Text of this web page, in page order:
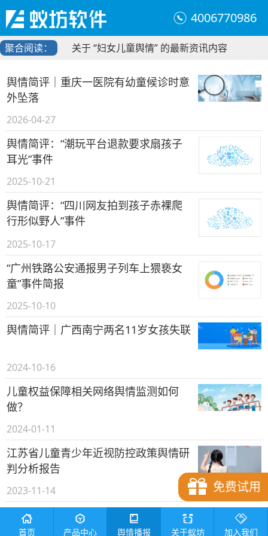
4006770986
聚合阅读： 关于 “妇女儿童舆情” 的最新资讯内容
舆情简评｜重庆一医院有幼童候诊时意
外坠落
2026-04-27
舆情简评：“潮玩平台退款要求扇孩子
耳光”事件
2025-10-21
舆情简评：“四川网友拍到孩子赤裸爬
行形似野人”事件
2025-10-17
“广州铁路公安通报男子列车上猥亵女
童”事件简报
2025-10-10
舆情简评｜广西南宁两名11岁女孩失联
2024-10-16
儿童权益保障相关网络舆情监测如何
做？
2024-01-11
江苏省儿童青少年近视防控政策舆情研
判分析报告
2023-11-14
儿童领域舆论负面风险点有哪些？怎么
预警舆情？
免费试用
首页 产品中心 舆情播报 关于蚁坊 加入我们